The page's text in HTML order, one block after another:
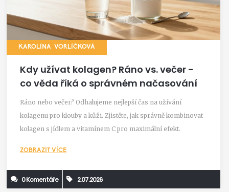
KAROLÍNA VORLÍČKOVÁ
Kdy užívat kolagen? Ráno vs. večer -
co věda říká o správném načasování
Ráno nebo večer? Odhalujeme nejlepší čas na užívání
kolagenu pro klouby a kůži. Zjistěte, jak správně kombinovat
kolagen s jídlem a vitamínem C pro maximální efekt.
ZOBRAZIT VÍCE
0 Komentáře 2.07.2026